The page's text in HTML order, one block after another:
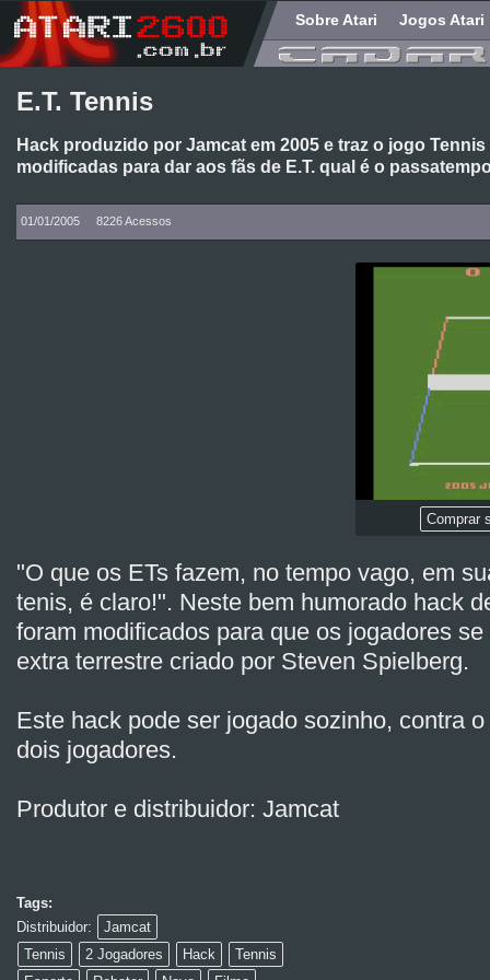
Sobre Atari Jogos Atari
E.T. Tennis
Hack produzido por Jamcat em 2005 e traz o jogo
modificadas para dar aos fãs de E.T. qual é o
01/01/2005 8226 Acessos
Comprar
"O que os ETs fazem, no tempo vago, em
tenis, é claro!". Neste bem humorado hack
foram modificados para que os jogadores
extra terrestre criado por Steven Spielberg.
Este hack pode ser jogado sozinho, contra
dois jogadores.
Produtor e distribuidor: Jamcat
Tags:
Distribuidor:
Jamcat
Tennis
2 Jogadores Hack
Tennis